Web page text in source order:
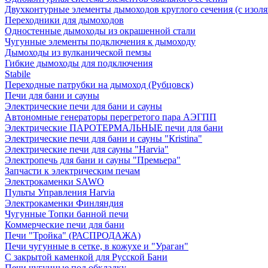
Двухконтурные элементы дымоходов круглого сечения (с
Переходники для дымоходов
Одностенные дымоходы из окрашенной стали
Чугунные элементы подключения к дымоходу
Дымоходы из вулканической пемзы
Гибкие дымоходы для подключения
Stabile
Переходные патрубки на дымоход (Рубцовск)
Печи для бани и сауны
Электрические печи для бани и сауны
Автономные генераторы перегретого пара АЭГПП
Электрические ПАРОТЕРМАЛЬНЫЕ печи для бани
Электрические печи для бани и сауны "Кristina"
Электрические печи для сауны "Harvia"
Электропечь для бани и сауны "Премьера"
Запчасти к электрическим печам
Электрокаменки SAWO
Пульты Управления Harvia
Электрокаменки Финляндия
Чугунные Топки банной печи
Коммерческие печи для бани
Печи "Тройка" (РАСПРОДАЖА)
Печи чугунные в сетке, в кожухе и "Ураган"
С закрытой каменкой для Русской Бани